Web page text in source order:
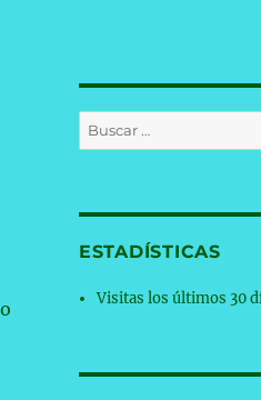
Buscar
por:
ESTADÍSTICAS
Visitas los últimos 30